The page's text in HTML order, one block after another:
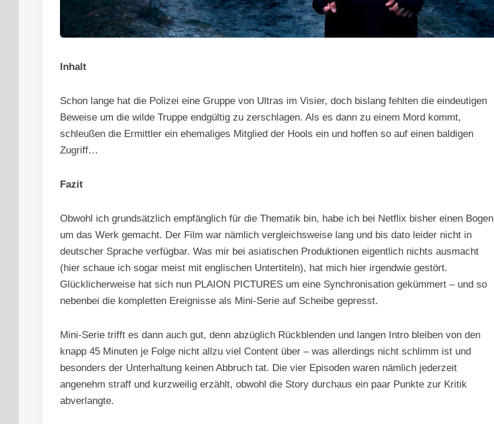
Inhalt
Schon lange hat die Polizei eine Gruppe von Ultras im Visier, doch bislang fehlten die eindeutigen
Beweise um die wilde Truppe endgültig zu zerschlagen. Als es dann zu einem Mord kommt,
schleußen die Ermittler ein ehemaliges Mitglied der Hools ein und hoffen so auf einen baldigen
Zugriff…
Fazit
Obwohl ich grundsätzlich empfänglich für die Thematik bin, habe ich bei Netflix bisher einen Bogen
um das Werk gemacht. Der Film war nämlich vergleichsweise lang und bis dato leider nicht in
deutscher Sprache verfügbar. Was mir bei asiatischen Produktionen eigentlich nichts ausmacht
(hier schaue ich sogar meist mit englischen Untertiteln), hat mich hier irgendwie gestört.
Glücklicherweise hat sich nun PLAION PICTURES um eine Synchronisation gekümmert – und so
nebenbei die kompletten Ereignisse als Mini-Serie auf Scheibe gepresst.
Mini-Serie trifft es dann auch gut, denn abzüglich Rückblenden und langen Intro bleiben von den
knapp 45 Minuten je Folge nicht allzu viel Content über – was allerdings nicht schlimm ist und
besonders der Unterhaltung keinen Abbruch tat. Die vier Episoden waren nämlich jederzeit
angenehm straff und kurzweilig erzählt, obwohl die Story durchaus ein paar Punkte zur Kritik
abverlangte.